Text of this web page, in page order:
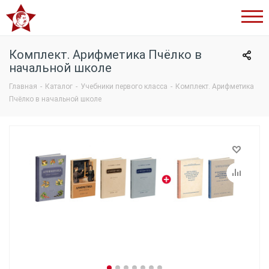
букварь
Комплект. Арифметика Пчёлко в
начальной школе
Главная - Каталог - Учебники первого класса - Комплект. Арифметика
Пчёлко в начальной школе